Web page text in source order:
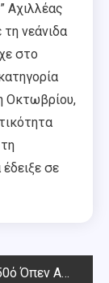
Αχιλλέας
νεάνιδα
στο
Οκτωβρίου,
σε
Όπεν Αμπελοκήπων